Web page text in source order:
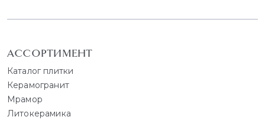
АССОРТИМЕНТ
Каталог плитки
Керамогранит
Мрамор
Литокерамика